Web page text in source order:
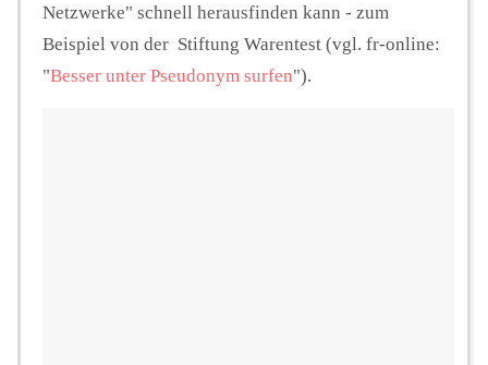
Netzwerke" schnell herausfinden kann - zum
Beispiel von der Stiftung Warentest (vgl. fr-online:
"Besser unter Pseudonym surfen").